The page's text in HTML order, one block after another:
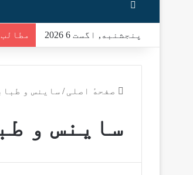
پنجشنبه, اگست 6 2026
صفحهٔ اصلی / ساینس و
ساینس و